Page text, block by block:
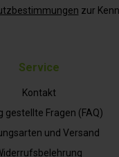
Service
Kontakt
gestellte Fragen (FAQ)
und Versand
zur